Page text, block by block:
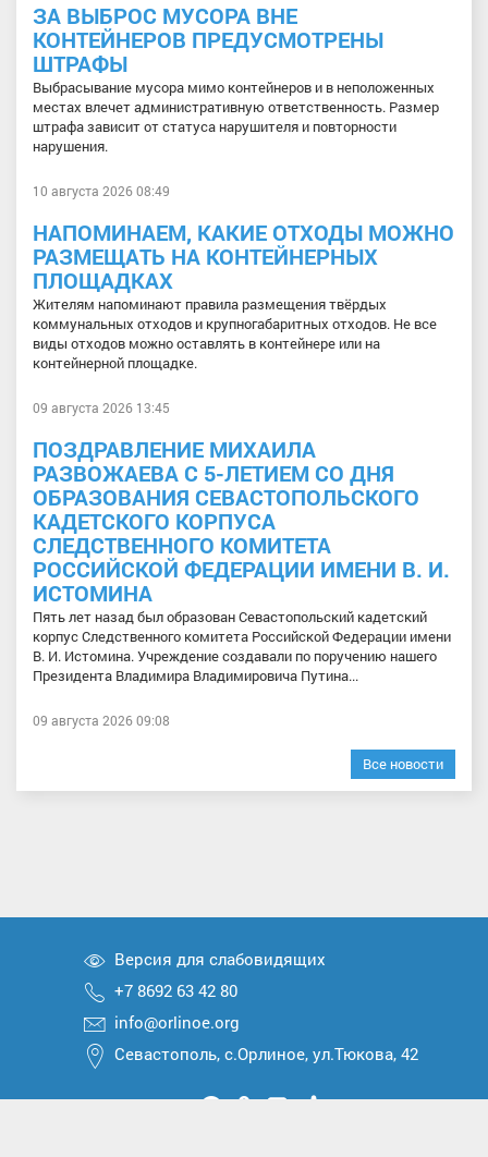
ЗА ВЫБРОС МУСОРА ВНЕ
КОНТЕЙНЕРОВ ПРЕДУСМОТРЕНЫ
ШТРАФЫ
Выбрасывание мусора мимо контейнеров и в неположенных
местах влечет административную ответственность. Размер
штрафа зависит от статуса нарушителя и повторности
нарушения.
10 августа 2026 08:49
НАПОМИНАЕМ, КАКИЕ ОТХОДЫ МОЖНО
РАЗМЕЩАТЬ НА КОНТЕЙНЕРНЫХ
ПЛОЩАДКАХ
Жителям напоминают правила размещения твёрдых
коммунальных отходов и крупногабаритных отходов. Не все
виды отходов можно оставлять в контейнере или на
контейнерной площадке.
09 августа 2026 13:45
ПОЗДРАВЛЕНИЕ МИХАИЛА
РАЗВОЖАЕВА С 5-ЛЕТИЕМ СО ДНЯ
ОБРАЗОВАНИЯ СЕВАСТОПОЛЬСКОГО
КАДЕТСКОГО КОРПУСА
СЛЕДСТВЕННОГО КОМИТЕТА
РОССИЙСКОЙ ФЕДЕРАЦИИ ИМЕНИ В. И.
ИСТОМИНА
Пять лет назад был образован Севастопольский кадетский
корпус Следственного комитета Российской Федерации имени
В. И. Истомина. Учреждение создавали по поручению нашего
Президента Владимира Владимировича Путина...
09 августа 2026 09:08
Все новости
Версия для слабовидящих
+7 8692 63 42 80
info@orlinoe.org
Севастополь, с.Орлиное, ул.Тюкова, 42
МыМыМыМыМы